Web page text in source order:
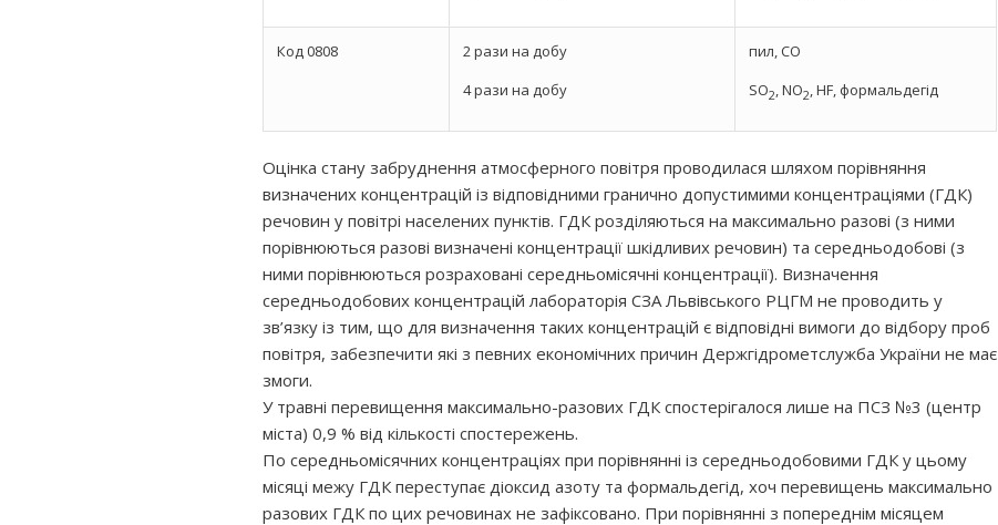
Код 0808
2 рази на добу
4 рази на добу
пил, СО
SO2, NO2, HF, формальдегід
Оцінка стану забруднення атмосферного повітря проводилася шляхом порівняння
визначених концентрацій із відповідними гранично допустимими концентраціями (ГДК)
речовин у повітрі населених пунктів. ГДК розділяються на максимально разові (з ними
порівнюються разові визначені концентрації шкідливих речовин) та середньодобові (з
ними порівнюються розраховані середньомісячні концентрації). Визначення
середньодобових концентрацій лабораторія СЗА Львівського РЦГМ не проводить у
зв’язку із тим, що для визначення таких концентрацій є відповідні вимоги до відбору проб
повітря, забезпечити які з певних економічних причин Держгідрометслужба України не має
змоги.
У травні перевищення максимально-разових ГДК спостерігалося лише на ПСЗ №3 (центр
міста) 0,9 % від кількості спостережень.
По середньомісячних концентраціях при порівнянні із середньодобовими ГДК у цьому
місяці межу ГДК переступає діоксид азоту та формальдегід, хоч перевищень максимально
разових ГДК по цих речовинах не зафіксовано. При порівнянні з попереднім місяцем